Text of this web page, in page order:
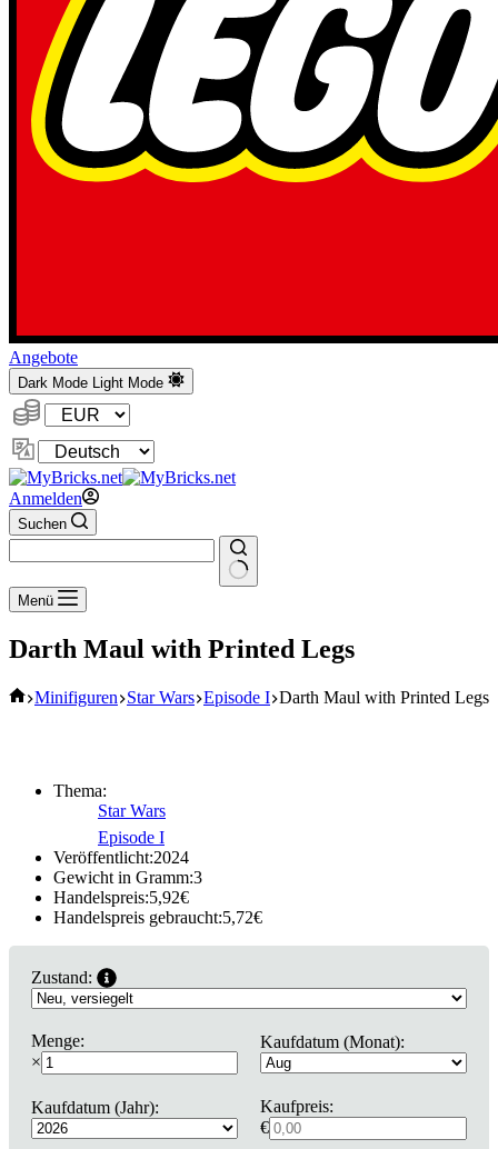
Angebote
Dark Mode Light Mode
Währung:
Sprache
ändern
Anmelden
Suchen
Keine
Ergebnisse
Menü
Darth Maul with Printed Legs
Start
Minifiguren Star Wars Episode I Darth Maul with Printed Legs
Thema:
Star Wars
Episode I
Veröffentlicht:2024
Gewicht in Gramm:3
Handelspreis:5,92€
Handelspreis gebraucht:5,72€
Zustand:
Menge:
×
Kaufdatum (Monat):
Kaufdatum (Jahr):
Kaufpreis:
€